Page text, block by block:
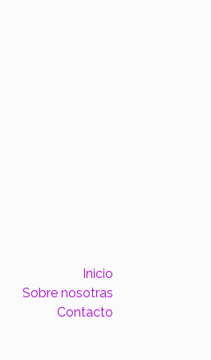
Inicio
Sobre nosotras
Contacto